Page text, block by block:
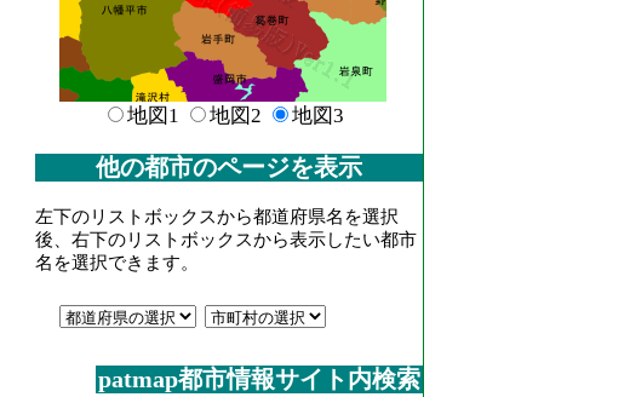
地図1 地図2 地図3
他の都市のページを表示
左下のリストボックスから都道府県名を選択
後、右下のリストボックスから表示したい都市
名を選択できます。
patmap都市情報サイト内検索